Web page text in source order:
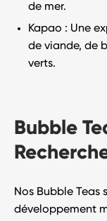
de mer.
Kapao : Une
de viande, de
verts.
Bubble
Nos Bubble Teas
développement